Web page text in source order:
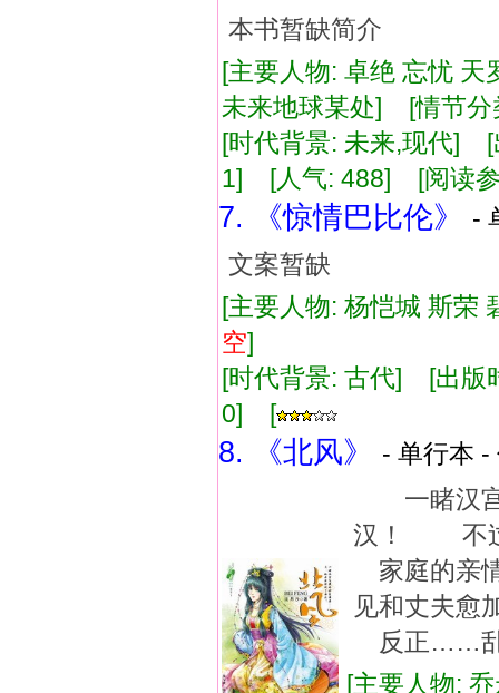
本书暂缺简介
[主要人物: 卓绝 忘忧
未来地球某处] [情节
[时代背景: 未来,现代]
1] [人气: 488] [阅读参
7. 《惊情巴比伦》
-
文案暂缺
[主要人物: 杨恺城 斯
空]
[时代背景: 古代] [出
0] [
8. 《北风》
- 单行本
一睹汉宫
汉！ 不过
家庭的
见和丈夫
反正……乱
[主要人物: